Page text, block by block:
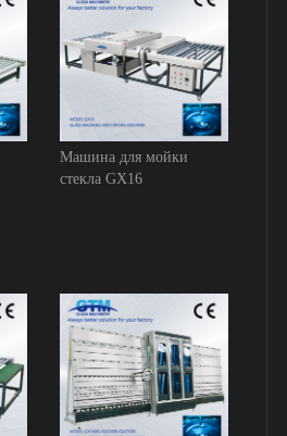
Машина для мойки
стекла GX16